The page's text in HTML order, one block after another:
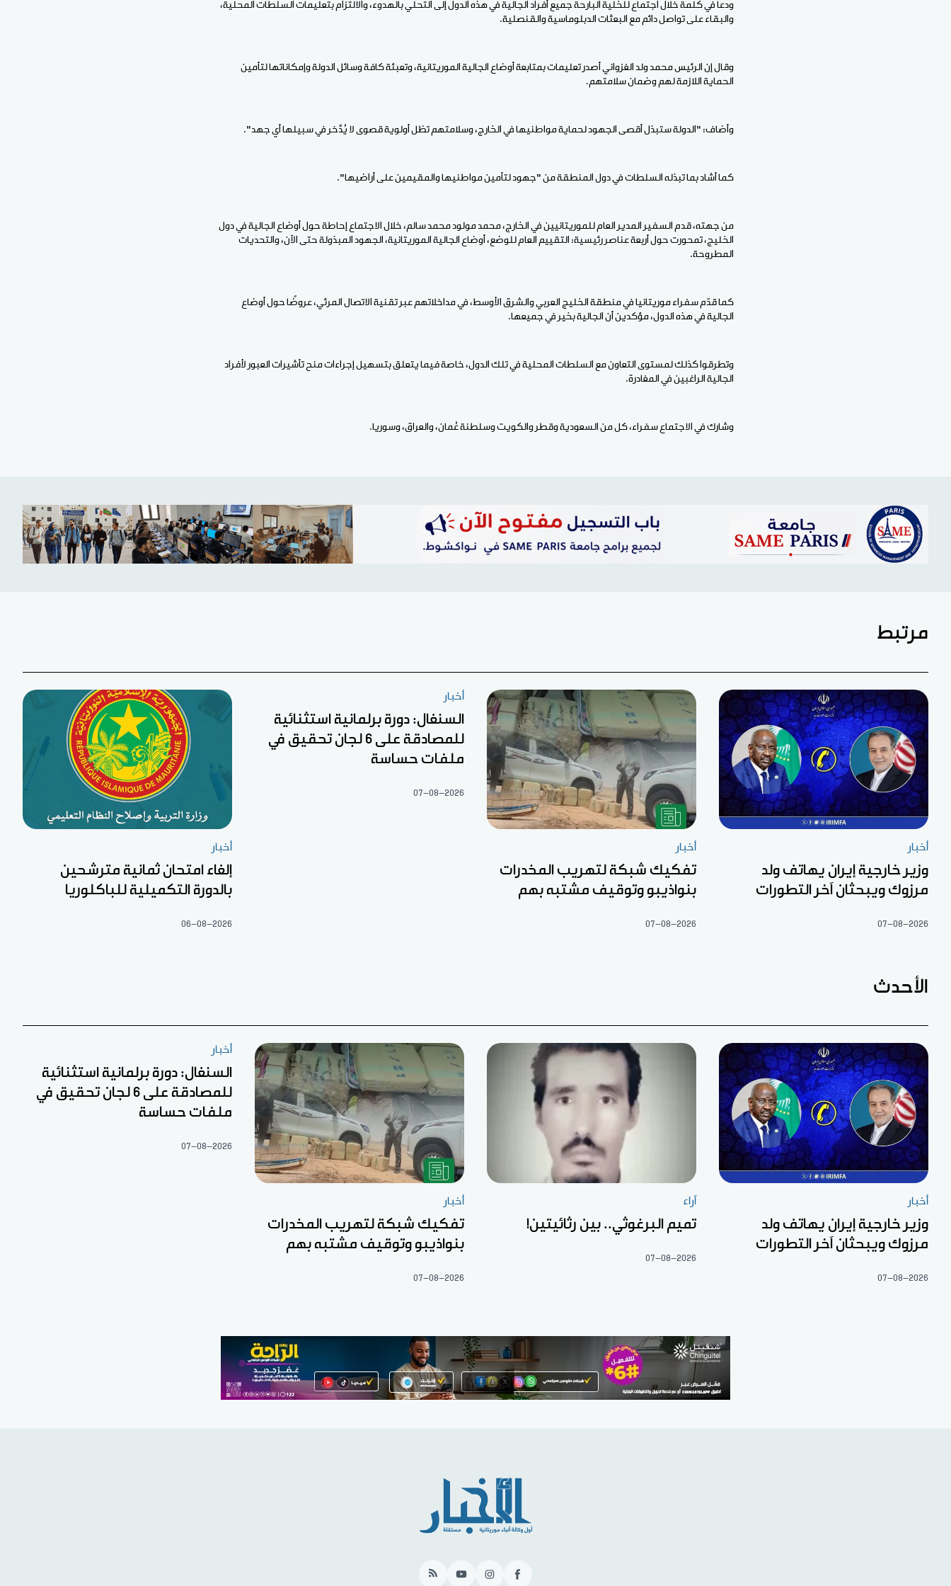
ودعا في كلمة خلال اجتماع للخلية البارحة جميع أفراد الجالية في هذه الدول إلى التحلي بالهدوء، والالتزام بتعليمات السلطات المحلية،
والبقاء على تواصل دائم مع البعثات الدبلوماسية والقنصلية.
وقال إن الرئيس محمد ولد الغزواني أصدر تعليمات بمتابعة أوضاع الجالية الموريتانية، وتعبئة كافة وسائل الدولة وإمكاناتها لتأمين
الحماية اللازمة لهم وضمان سلامتهم.
وأضاف: "الدولة ستبذل أقصى الجهود لحماية مواطنيها في الخارج، وسلامتهم تظل أولوية قصوى لا يُدَّخر في سبيلها أي جهد".
كما أشاد بما تبذله السلطات في دول المنطقة من "جهود لتأمين مواطنيها والمقيمين على أراضيها".
من جهته، قدم السفير المدير العام للموريتانيين في الخارج، محمد مولود محمد سالم، خلال الاجتماع إحاطة حول أوضاع الجالية في دول
الخليج، تمحورت حول أربعة عناصر رئيسية: التقييم العام للوضع، أوضاع الجالية الموريتانية، الجهود المبذولة حتى الآن، والتحديات
المطروحة.
كما قدّم سفراء موريتانيا في منطقة الخليج العربي والشرق الأوسط، في مداخلاتهم عبر تقنية الاتصال المرئي، عروضًا حول أوضاع
الجالية في هذه الدول، مؤكدين أن الجالية بخير في جميعها.
وتطرقوا كذلك لمستوى التعاون مع السلطات المحلية في تلك الدول، خاصة فيما يتعلق بتسهيل إجراءات منح تأشيرات العبور لأفراد
الجالية الراغبين في المغادرة.
وشارك في الاجتماع سفراء، كل من السعودية وقطر والكويت وسلطنة عُمان، والعراق، وسوريا.
مرتبط
أخبار
وزير خارجية إيران يهاتف ولد
مرزوك ويبحثان آخر التطورات
07-08-2026
أخبار
تفكيك شبكة لتهريب المخدرات
بنواذيبو وتوقيف مشتبه بهم
07-08-2026
أخبار
السنغال: دورة برلمانية استثنائية
للمصادقة على 6 لجان تحقيق في
ملفات حساسة
07-08-2026
أخبار
إلغاء امتحان ثمانية مترشحين
بالدورة التكميلية للباكلوريا
06-08-2026
الأحدث
أخبار
وزير خارجية إيران يهاتف ولد
مرزوك ويبحثان آخر التطورات
07-08-2026
آراء
تميم البرغوثي.. بين رثائيتين!
07-08-2026
أخبار
تفكيك شبكة لتهريب المخدرات
بنواذيبو وتوقيف مشتبه بهم
07-08-2026
أخبار
السنغال: دورة برلمانية استثنائية
للمصادقة على 6 لجان تحقيق في
ملفات حساسة
07-08-2026
Facebook
Instagram
YouTube
RSS